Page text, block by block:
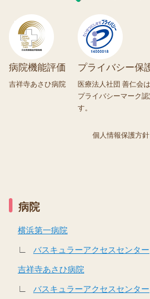
病院機能評価
吉祥寺あさひ病院
プライバシー保
医療法人社団 善仁会は
プライバシーマーク
す。
個人情報保護方針
病院
横浜第一病院
∟ バスキュラーアクセスセンター
吉祥寺あさひ病院
∟ バスキュラーアクセスセンター